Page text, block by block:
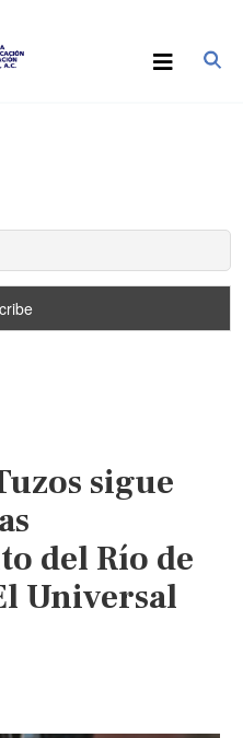
sigue
del Río de
Universal